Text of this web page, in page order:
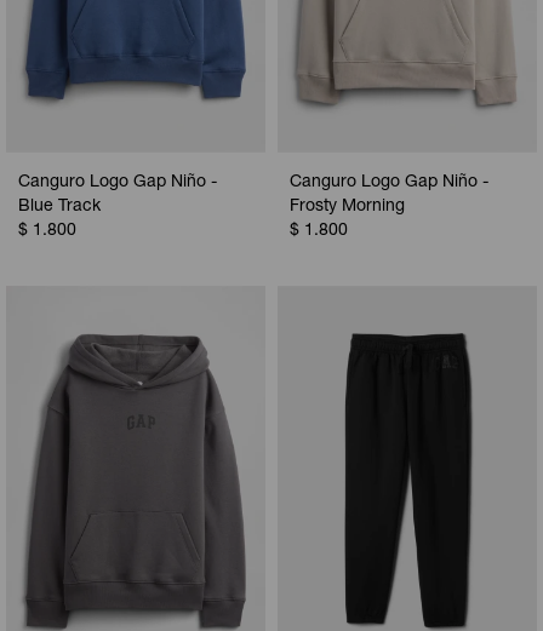
Canguro Logo Gap Niño -
Blue Track
$ 1.800
Canguro Logo Gap Niño -
Frosty Morning
$ 1.800